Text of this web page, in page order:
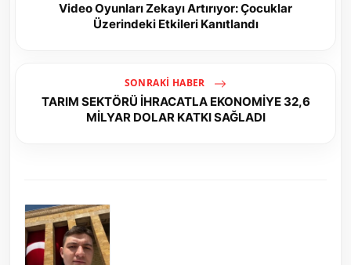
Video Oyunları Zekayı Artırıyor: Çocuklar
Üzerindeki Etkileri Kanıtlandı
SONRAKI HABER
TARIM SEKTÖRÜ İHRACATLA EKONOMİYE 32,6
MİLYAR DOLAR KATKI SAĞLADI